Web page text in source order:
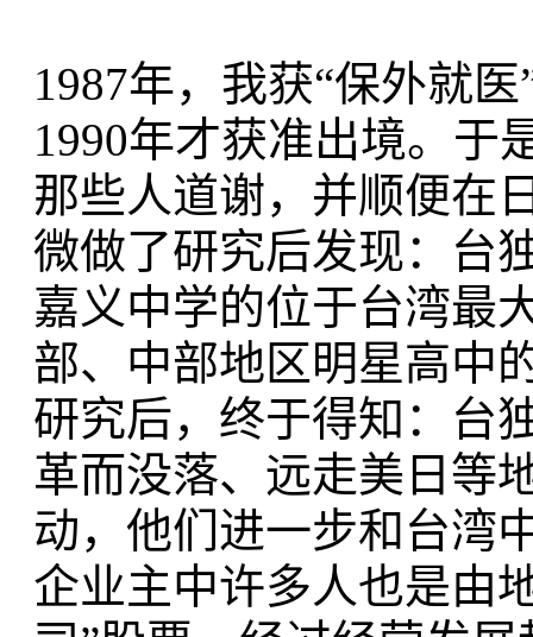
1987年，我获“保外就
1990年才获准出境。于
那些人道谢，并顺便在
微做了研究后发现：台
嘉义中学的位于台湾最
部、中部地区明星高中
研究后，终于得知：台
革而没落、远走美日等
动，他们进一步和台湾
企业主中许多人也是由